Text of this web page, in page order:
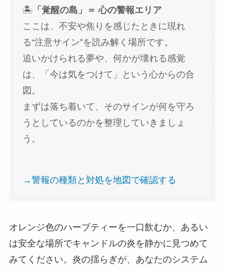
🏝️ 「覚醒の島」＝ 心の警報エリア
ここは、不安や焦りを感じたときに現れ
る“注意サイン”を読み解く場所です。
追いかけられる夢や、何かが壊れる感覚
は、「今は気をつけて」という心からの合
図。
まずは落ち着いて、そのサインが何を守ろ
うとしているのかを整理していきましょ
う。
→警報の種類と対処を地図で確認する
オレンジ色のハーブティーを一口飲むか、あるい
は安全な場所でキャンドルの炎を静かに見つめて
みてください。炎の揺らぎが、あなたのシステム